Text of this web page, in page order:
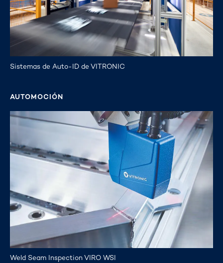
Sistemas de Auto-ID de VITRONIC
AUTOMOCIÓN
Weld Seam Inspection VIRO WSI